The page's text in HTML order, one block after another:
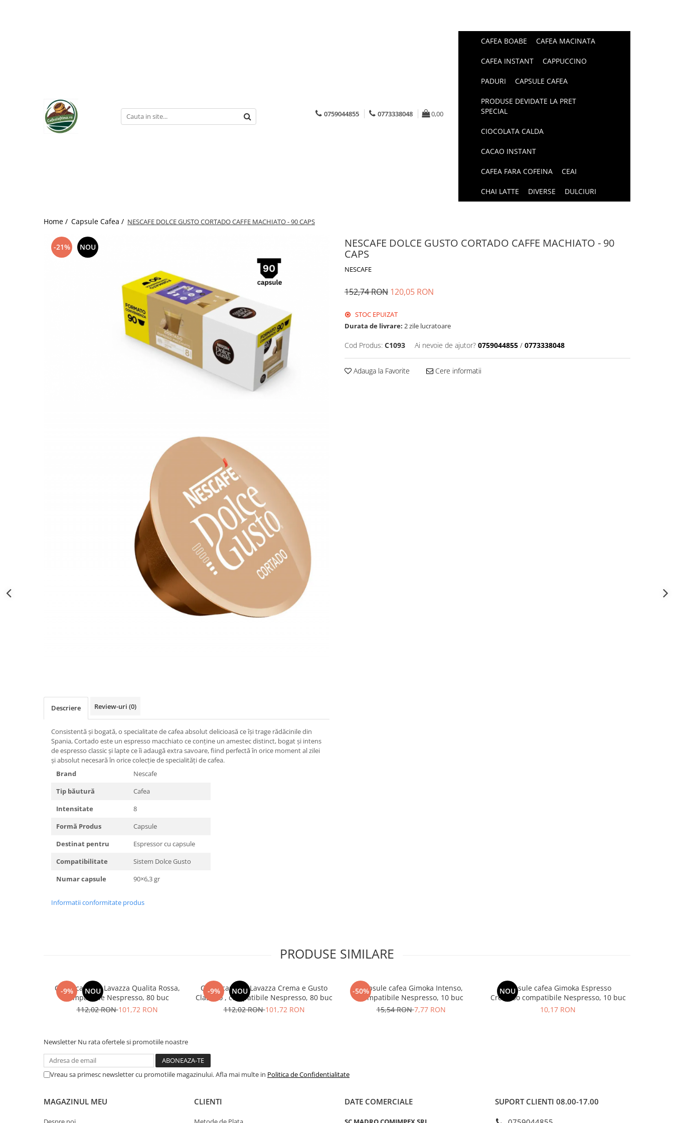
0759044855 0773338048 0,00
CAFEA BOABE CAFEA MACINATA
CAFEA INSTANT CAPPUCCINO
PADURI CAPSULE CAFEA
PRODUSE DEVIDATE LA PRET
SPECIAL
CIOCOLATA CALDA
CACAO INSTANT
CAFEA FARA COFEINA CEAI
CHAI LATTE DIVERSE DULCIURI
Home / Capsule Cafea / NESCAFE DOLCE GUSTO CORTADO CAFFE MACHIATO - 90 CAPS
-21% NOU
NESCAFE DOLCE GUSTO CORTADO CAFFE MACHIATO - 90
CAPS
NESCAFE
152,74 RON 120,05 RON
STOC EPUIZAT
Durata de livrare: 2 zile lucratoare
Cod Produs: C1093 Ai nevoie de ajutor? 0759044855 / 0773338048
Adauga la Favorite Cere informatii
Descriere Review-uri (0)
Consistentă și bogată, o specialitate de cafea absolut delicioasă ce își trage rădăcinile din
Spania, Cortado este un espresso macchiato ce conține un amestec distinct, bogat și intens
de espresso classic și lapte ce îi adaugă extra savoare, fiind perfectă în orice moment al zilei
și absolut necesară în orice colecție de specialități de cafea.
Brand
Nescafe
Tip băutură
Cafea
Intensitate
8
Formă Produs
Capsule
Destinat pentru
Espressor cu capsule
Compatibilitate
Sistem Dolce Gusto
Numar capsule
90×6,3 gr
Informatii conformitate produs
PRODUSE SIMILARE
-9% NOU
Cafea capsule Lavazza Qualita Rossa,
compatibile Nespresso, 80 buc
112,02 RON101,72 RON
-9% NOU
Cafea capsule Lavazza Crema e Gusto
Classico , compatibile Nespresso, 80 buc
112,02 RON101,72 RON
-50%
Capsule cafea Gimoka Intenso,
Compatibile Nespresso, 10 buc
15,54 RON7,77 RON
NOU
Capsule cafea Gimoka Espresso
Cremoso compatibile Nespresso, 10 buc
10,17 RON
Newsletter Nu rata ofertele si promotiile noastre
Vreau sa primesc newsletter cu promotiile magazinului. Afla mai multe in Politica de Confidentialitate
MAGAZINUL MEU CLIENTI DATE COMERCIALE SUPORT CLIENTI 08.00-17.00